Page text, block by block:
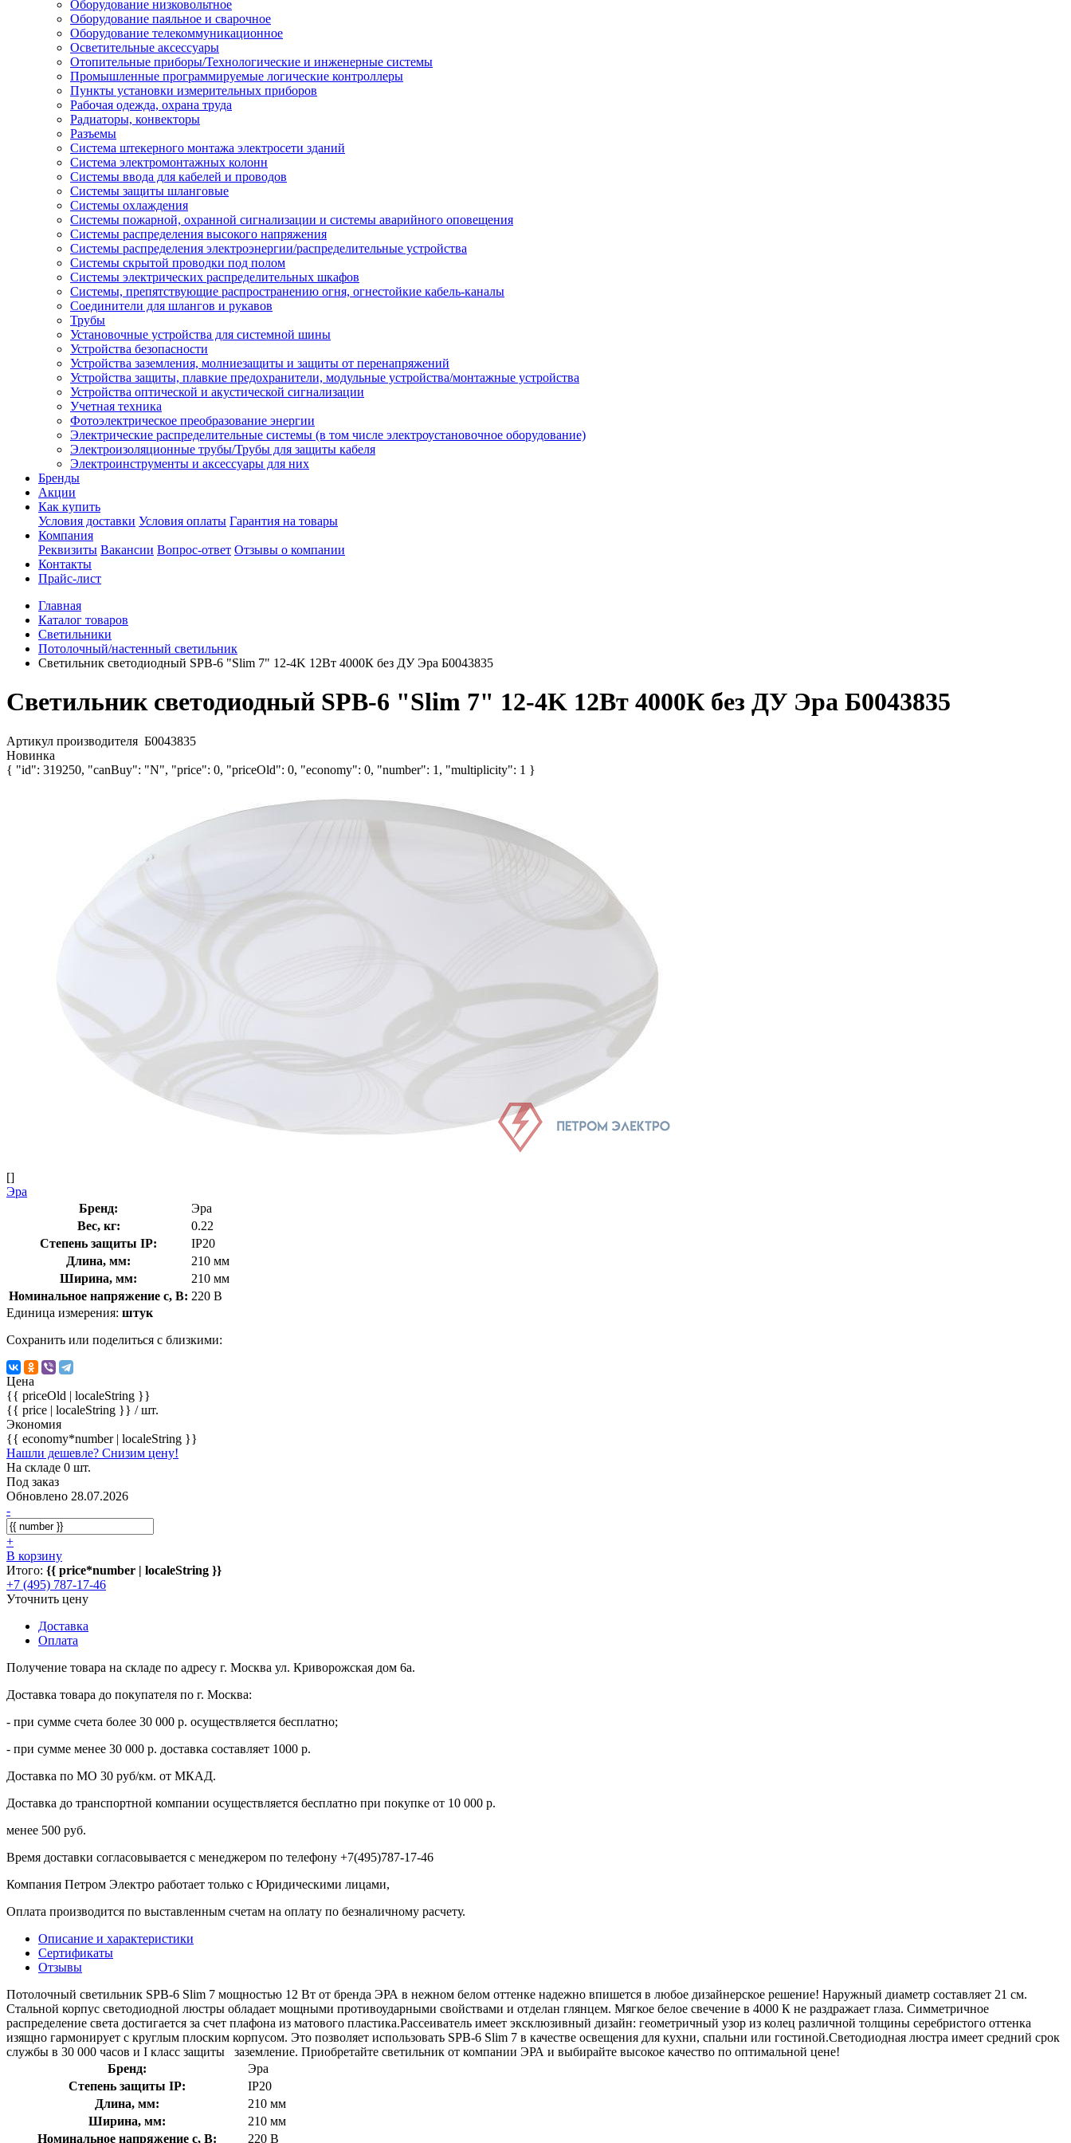
Оборудование низковольтное
Оборудование паяльное и сварочное
Оборудование телекоммуникационное
Осветительные аксессуары
Отопительные приборы/Технологические и инженерные системы
Промышленные программируемые логические контроллеры
Пункты установки измерительных приборов
Рабочая одежда, охрана труда
Радиаторы, конвекторы
Разъемы
Система штекерного монтажа электросети зданий
Система электромонтажных колонн
Системы ввода для кабелей и проводов
Системы защиты шланговые
Системы охлаждения
Системы пожарной, охранной сигнализации и системы аварийного оповещения
Системы распределения высокого напряжения
Системы распределения электроэнергии/распределительные устройства
Системы скрытой проводки под полом
Системы электрических распределительных шкафов
Системы, препятствующие распространению огня, огнестойкие кабель-каналы
Соединители для шлангов и рукавов
Трубы
Установочные устройства для системной шины
Устройства безопасности
Устройства заземления, молниезащиты и защиты от перенапряжений
Устройства защиты, плавкие предохранители, модульные устройства/монтажные устройства
Устройства оптической и акустической сигнализации
Учетная техника
Фотоэлектрическое преобразование энергии
Электрические распределительные системы (в том числе электроустановочное оборудование)
Электроизоляционные трубы/Трубы для защиты кабеля
Электроинструменты и аксессуары для них
Бренды
Акции
Как купить
Условия доставки Условия оплаты Гарантия на товары
Компания
Реквизиты Вакансии Вопрос-ответ Отзывы о компании
Контакты
Прайс-лист
Главная
Каталог товаров
Светильники
Потолочный/настенный светильник
Светильник светодиодный SPB-6 "Slim 7" 12-4K 12Вт 4000К без ДУ Эра Б0043835
Светильник светодиодный SPB-6 "Slim 7" 12-4K 12Вт 4000К без ДУ Эра Б0043835
Артикул производителя Б0043835
Новинка
{ "id": 319250, "canBuy": "N", "price": 0, "priceOld": 0, "economy": 0, "number": 1, "multiplicity": 1 }
[]
Эра
Бренд:
Эра
Вес, кг:
0.22
Степень защиты IP:
IP20
Длина, мм:
210 мм
Ширина, мм:
210 мм
Номинальное напряжение с, В: 220 В
Единица измерения: штук
Сохранить или поделиться с близкими:
Цена
{{ priceOld | localeString }}
{{ price | localeString }} / шт.
Экономия
{{ economy*number | localeString }}
Нашли дешевле? Снизим цену!
На складе 0 шт.
Под заказ
Обновлено 28.07.2026
-
+
В корзину
Итого: {{ price*number | localeString }}
+7 (495) 787-17-46
Уточнить цену
Доставка
Оплата
Получение товара на складе по адресу г. Москва ул. Криворожская дом 6а.
Доставка товара до покупателя по г. Москва:
- при сумме счета более 30 000 р. осуществляется бесплатно;
- при сумме менее 30 000 р. доставка составляет 1000 р.
Доставка по МО 30 руб/км. от МКАД.
Доставка до транспортной компании осуществляется бесплатно при покупке от 10 000 р.
менее 500 руб.
Время доставки согласовывается с менеджером по телефону +7(495)787-17-46
Компания Петром Электро работает только с Юридическими лицами,
Оплата производится по выставленным счетам на оплату по безналичному расчету.
Описание и характеристики
Сертификаты
Отзывы
Потолочный светильник SPB-6 Slim 7 мощностью 12 Вт от бренда ЭРА в нежном белом оттенке надежно впишется в любое дизайнерское решение! Наружный диаметр составляет 21 см.
Стальной корпус светодиодной люстры обладает мощными противоударными свойствами и отделан глянцем. Мягкое белое свечение в 4000 К не раздражает глаза. Симметричное
распределение света достигается за счет плафона из матового пластика.Рассеиватель имеет эксклюзивный дизайн: геометричный узор из колец различной толщины серебристого оттенка
изящно гармонирует с круглым плоским корпусом. Это позволяет использовать SPB-6 Slim 7 в качестве освещения для кухни, спальни или гостиной.Светодиодная люстра имеет средний срок
службы в 30 000 часов и I класс защиты заземление. Приобретайте светильник от компании ЭРА и выбирайте высокое качество по оптимальной цене!
Бренд:
Эра
Степень защиты IP:
IP20
Длина, мм:
210 мм
Ширина, мм:
210 мм
Номинальное напряжение с, В:
220 В